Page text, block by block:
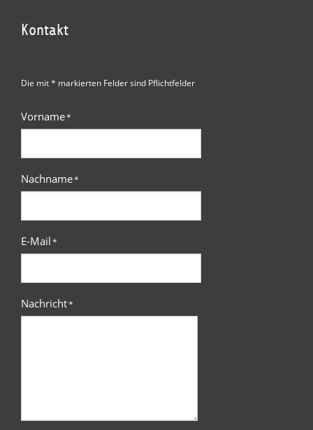
Kontakt
Die mit * markierten Felder sind Pflichtfelder
Vorname*
Nachname*
E-Mail*
Nachricht*